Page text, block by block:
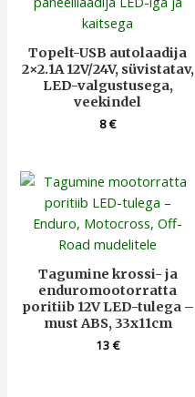
Topelt-USB autolaadija
2×2.1A 12V/24V, süvistatav,
LED-valgustusega,
veekindel
8€
Tagumine krossi- ja
enduromootorratta
poritiib 12V LED-tulega –
must ABS, 33x11cm
13€